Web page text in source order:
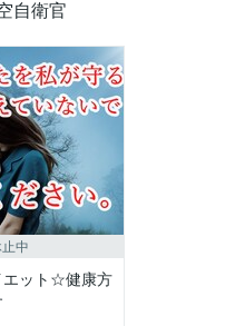
自衛官
中
ット☆健康方